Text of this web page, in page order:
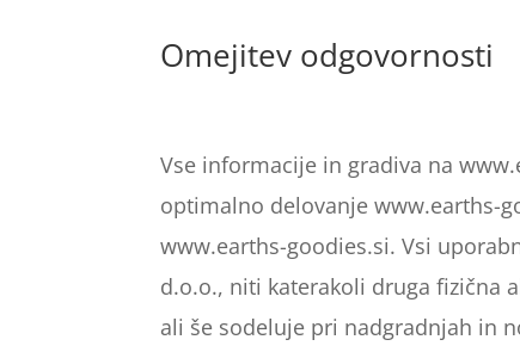
Omejitev odgovornosti
Vse informacije in gradiva na
optimalno delovanje www.earths-
www.earths-goodies.si. Vsi
d.o.o., niti katerakoli druga fizična
ali še sodeluje pri nadgradnjah in